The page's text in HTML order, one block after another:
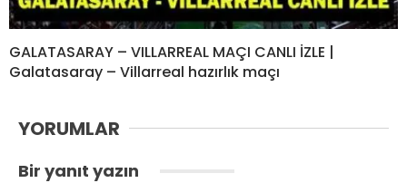
GALATASARAY – VILLARREAL MAÇI CANLI İZLE |
Galatasaray – Villarreal hazırlık maçı
YORUMLAR
Bir yanıt yazın